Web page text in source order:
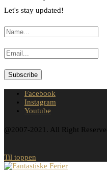
Let's stay updated!
Facebook
Instagram
Youtube
@2007-2021. All Right
Til toppen